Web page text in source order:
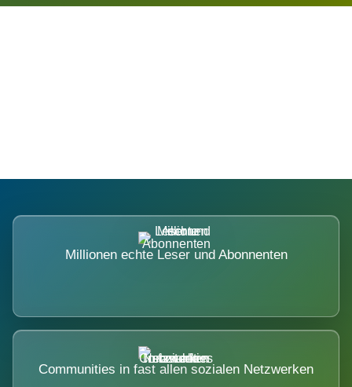
Millionen echte Leser und Abonnenten
Communities in fast allen sozialen Netzwerken